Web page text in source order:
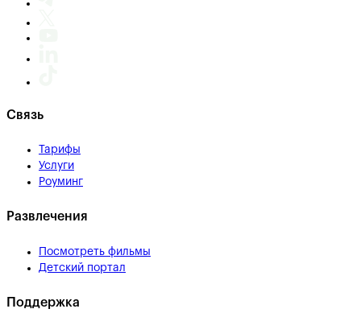
Связь
Тарифы
Услуги
Роуминг
Развлечения
Посмотреть фильмы
Детский портал
Поддержка